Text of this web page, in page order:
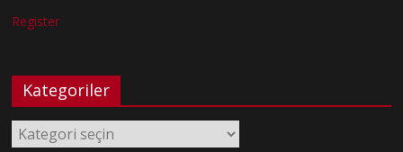
Register
Kategoriler
Kategoriler